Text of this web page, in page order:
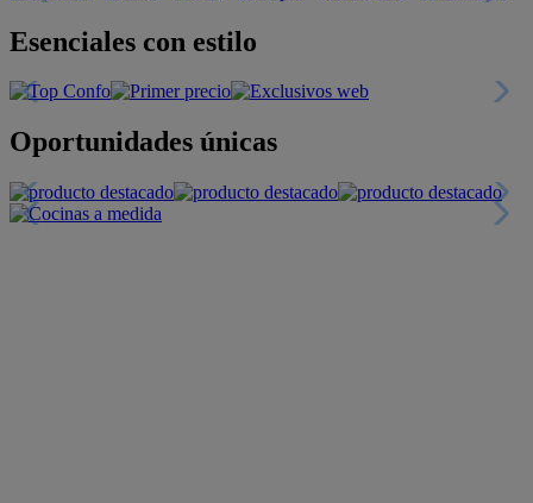
Esenciales con estilo
Oportunidades únicas